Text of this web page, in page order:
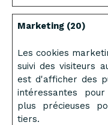
Marketing (20)
Les cookies
suivi des visiteurs
est d'afficher des
intéressantes
plus précieuses
tiers.